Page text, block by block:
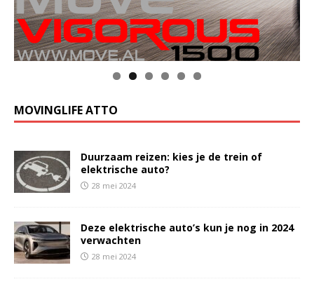
MOVINGLIFE ATTO
Duurzaam reizen: kies je de trein of
elektrische auto?
28 mei 2024
Deze elektrische auto’s kun je nog in 2024
verwachten
28 mei 2024